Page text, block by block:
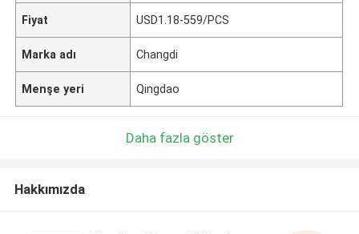
Fiyat USD1.18-559/PCS
Marka adı Changdi
Menşe yeri Qingdao
Daha fazla göster
Hakkımızda